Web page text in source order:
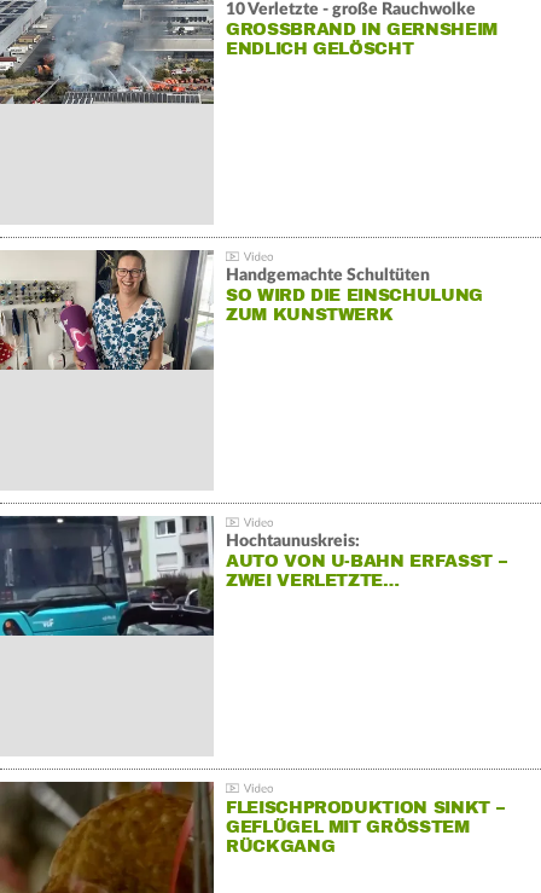
10 Verletzte - große Rauchwolke
GROSSBRAND IN GERNSHEIM E
NDLICH GELÖSCHT
Handgemachte Schultüten
SO WIRD DIE EINSCHULUNG
ZUM KUNSTWERK
Hochtaunuskreis:
AUTO VON U-BAHN ERFASST –
ZWEI VERLETZTE…
FLEISCHPRODUKTION SINKT –
GEFLÜGEL MIT GRÖSSTEM R
ÜCKGANG